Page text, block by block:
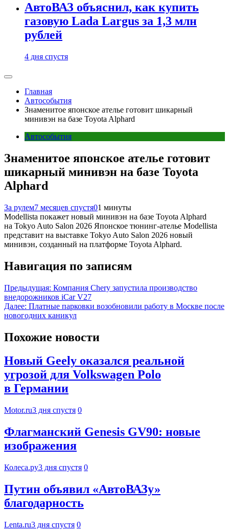
АвтоВАЗ объяснил, как купить
газовую Lada Largus за 1,3 млн
рублей
4 дня спустя
Главная
Автособытия
Знаменитое японское ателье готовит шикарный
минивэн на базе Toyota Alphard
Автособытия
Знаменитое японское ателье готовит
шикарный минивэн на базе Toyota
Alphard
За рулем7 месяцев спустя01 минуты
Modellista покажет новый минивэн на базе Toyota Alphard
на Tokyo Auto Salon 2026 Японское тюнинг-ателье Modellista
представит на выставке Tokyo Auto Salon 2026 новый
минивэн, созданный на платформе Toyota Alphard.
Навигация по записям
Предыдущая: Компания Chery запустила производство
внедорожников iCar V27
Далее: Платные парковки возобновили работу в Москве после
новогодних каникул
Похожие новости
Новый Geely оказался реальной
угрозой для Volkswagen Polo
в Германии
Motor.ru3 дня спустя 0
Флагманский Genesis GV90: новые
изображения
Колеса.ру3 дня спустя 0
Путин объявил «АвтоВАЗу»
благодарность
Lenta.ru3 дня спустя 0